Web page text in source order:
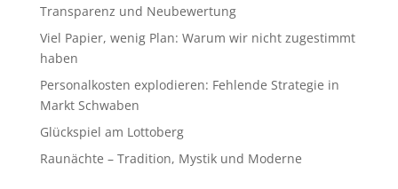
Transparenz und Neubewertung
Viel Papier, wenig Plan: Warum wir nicht zugestimmt
haben
Personalkosten explodieren: Fehlende Strategie in
Markt Schwaben
Glückspiel am Lottoberg
Raunächte – Tradition, Mystik und Moderne